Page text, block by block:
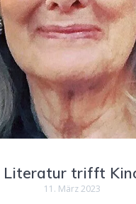
Literatur trifft
11. März 2023